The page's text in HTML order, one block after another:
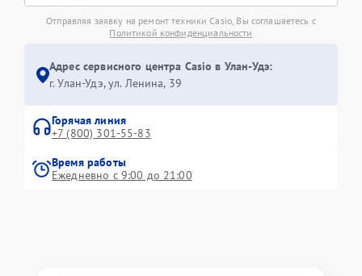
Отправляя заявку на ремонт техники Casio, Вы соглашаетесь с
Политикой конфиденциальности
Адрес сервисного центра Casio в Улан-Удэ:
г. Улан-Удэ, ул. Ленина, 39
Горячая линия
+7 (800) 301-55-83
Время работы
Ежедневно с 9:00 до 21:00